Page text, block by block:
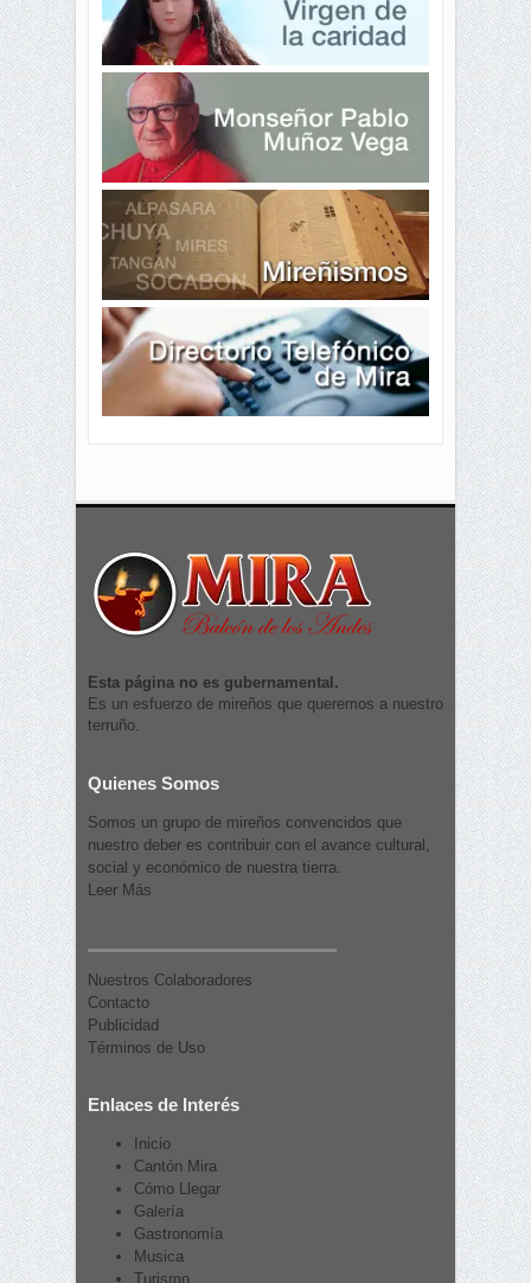
Esta página no es gubernamental.
Es un esfuerzo de mireños que queremos a nuestro
terruño.
Quienes Somos
Somos un grupo de mireños convencidos que
nuestro deber es contribuir con el avance cultural,
social y económico de nuestra tierra.
Leer Más
Nuestros Colaboradores
Contacto
Publicidad
Términos de Uso
Enlaces de Interés
Inicio
Cantón Mira
Cómo Llegar
Galería
Gastronomía
Musica
Turismo